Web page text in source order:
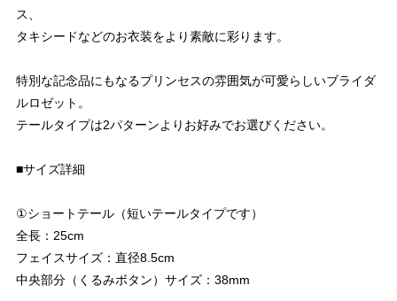
ス、
タキシードなどのお衣装をより素敵に彩ります。
特別な記念品にもなるプリンセスの雰囲気が可愛らしいブライダ
ルロゼット。
テールタイプは2パターンよりお好みでお選びください。
■サイズ詳細
①ショートテール（短いテールタイプです）
全長：25cm
フェイスサイズ：直径8.5cm
中央部分（くるみボタン）サイズ：38mm